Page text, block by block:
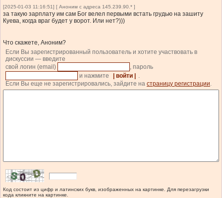
[2025-01-03 11:16:51] [ Аноним с адреса 145.239.90.* ]
за такую зарплату им сам Бог велел первыми встать грудью на зашиту
Куева, когда враг будет у ворот. Или нет?)))
Что скажете, Аноним?
Если Вы зарегистрированный пользователь и хотите участвовать в
дискуссии — введите
свой логин (email)
, пароль
и нажмите
| войти |
.
Если Вы еще не зарегистрировались, зайдите на страницу регистрации.
Код состоит из цифр и латинских букв, изображенных на картинке. Для перезагрузки
кода кликните на картинке.